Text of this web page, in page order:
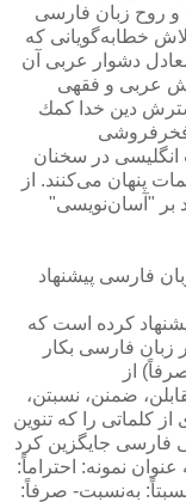
روح زبان فارسی
خطابه‌گویانی كه
دشوار عربی آن
عربی و فقهی
دین خدا كمك
فخرفروشی
انگلیسی در سخنان
پنهان می‌كنند. از
بر "آسان‌نویسی"
فارسی پیشنهاد
كرده است كه
فارسی بكار
از
ضمنن، نسبتن،
كلماتی را كه تنوین
فارسی جایگزین كرد
عنوان نمونه: احتراماً:
به‌نسبت- صرفاً: